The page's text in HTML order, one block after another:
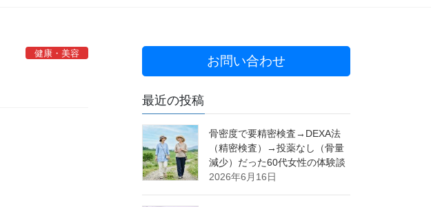
健康・美容
お問い合わせ
最近の投稿
骨密度で要精密検査→DEXA法
（精密検査）→投薬なし（骨量
減少）だった60代女性の体験談
2026年6月16日